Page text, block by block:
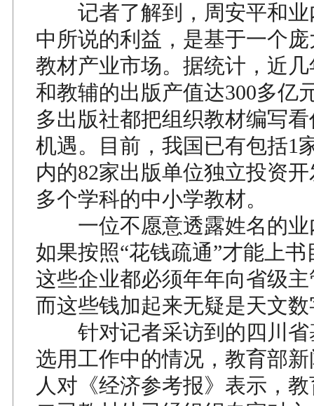
记者了解到，周安平和业
中所说的利益，是基于一个
教材产业市场。据统计，近
和教辅的出版产值达300多亿
多出版社都把组织教材编写
机遇。目前，我国已有包括1
内的82家出版单位独立投资
多个学科的中小学教材。
一位不愿意透露姓名的业
如果按照“花钱疏通”才能上
这些企业都必须年年向省级
而这些钱加起来无疑是天文
针对记者采访到的四川省
选用工作中的情况，教育部
人对《经济参考报》表示，